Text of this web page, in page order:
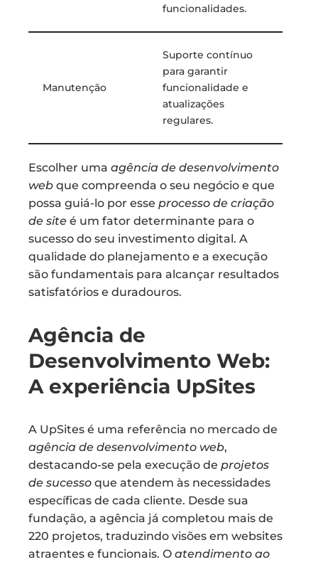
funcionalidades.
Manutenção
Suporte contínuo
para garantir
funcionalidade e
atualizações
regulares.
Escolher uma agência de desenvolvimento
web que compreenda o seu negócio e que
possa guiá-lo por esse processo de criação
de site é um fator determinante para o
sucesso do seu investimento digital. A
qualidade do planejamento e a execução
são fundamentais para alcançar resultados
satisfatórios e duradouros.
Agência de
Desenvolvimento Web:
A experiência UpSites
A UpSites é uma referência no mercado de
agência de desenvolvimento web,
destacando-se pela execução de projetos
de sucesso que atendem às necessidades
específicas de cada cliente. Desde sua
fundação, a agência já completou mais de
220 projetos, traduzindo visões em websites
atraentes e funcionais. O atendimento ao